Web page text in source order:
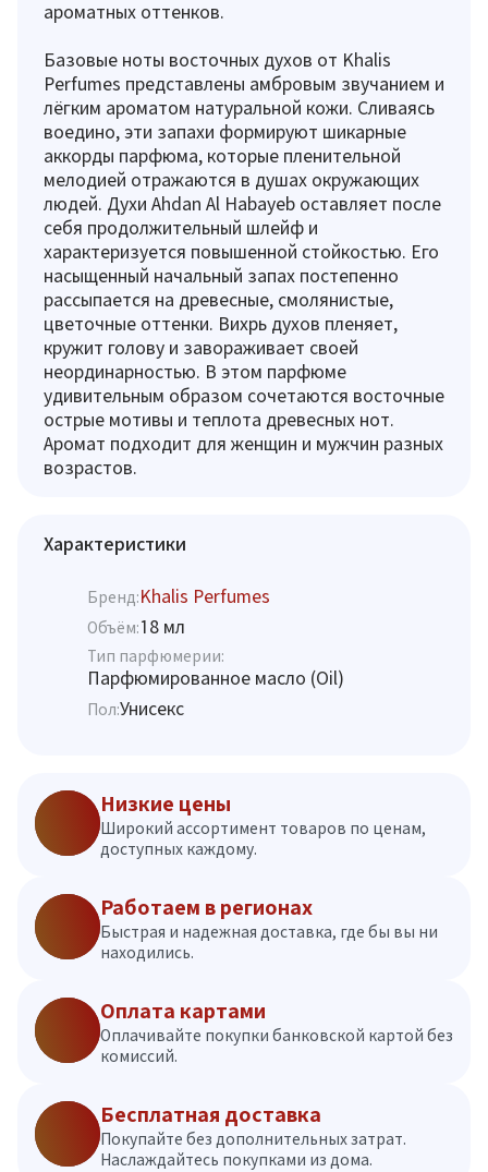
ароматных оттенков.
Базовые ноты восточных духов от Khalis
Perfumes представлены амбровым звучанием и
лёгким ароматом натуральной кожи. Сливаясь
воедино, эти запахи формируют шикарные
аккорды парфюма, которые пленительной
мелодией отражаются в душах окружающих
людей. Духи Ahdan Al Habayeb оставляет после
себя продолжительный шлейф и
характеризуется повышенной стойкостью. Его
насыщенный начальный запах постепенно
рассыпается на древесные, смолянистые,
цветочные оттенки. Вихрь духов пленяет,
кружит голову и завораживает своей
неординарностью. В этом парфюме
удивительным образом сочетаются восточные
острые мотивы и теплота древесных нот.
Аромат подходит для женщин и мужчин разных
возрастов.
Характеристики
Бренд:Khalis Perfumes
Объём:18 мл
Тип парфюмерии:
Парфюмированное масло (Oil)
Пол:Унисекс
Низкие цены
Широкий ассортимент товаров по ценам,
доступных каждому.
Работаем в регионах
Быстрая и надежная доставка, где бы вы ни
находились.
Оплата картами
Оплачивайте покупки банковской картой без
комиссий.
Бесплатная доставка
Покупайте без дополнительных затрат.
Наслаждайтесь покупками из дома.